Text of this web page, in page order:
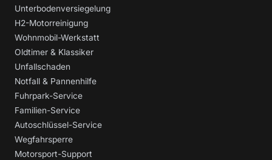
Unterbodenversiegelung
H2-Motorreinigung
Wohnmobil-Werkstatt
Oldtimer & Klassiker
Unfallschaden
Notfall & Pannenhilfe
Fuhrpark-Service
Familien-Service
Autoschlüssel-Service
Wegfahrsperre
Motorsport-Support